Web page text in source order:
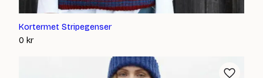
Kortermet Stripegenser
0 kr